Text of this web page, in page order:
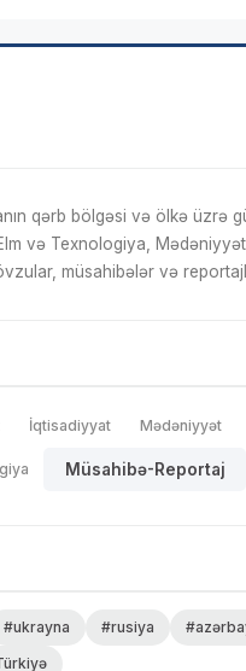
qərb bölgəsi və ölkə üzrə
və Texnologiya,
müsahibələr və
İqtisadiyyat Mədəniyyət
Müsahibə-Reportaj
#ukrayna #rusiya